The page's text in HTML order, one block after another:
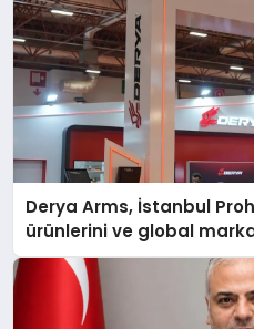
Derya Arms, İstanbul
ürünlerini ve global